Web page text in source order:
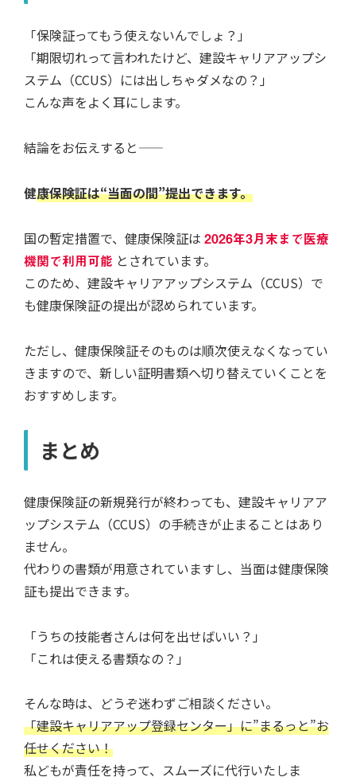
「保険証ってもう使えないんでしょ？」
「期限切れって言われたけど、建設キャリアアップシ
ステム（CCUS）には出しちゃダメなの？」
こんな声をよく耳にします。
結論をお伝えすると——
健康保険証は“当面の間”提出できます。
国の暫定措置で、健康保険証は 2026年3月末まで医療
機関で利用可能 とされています。
このため、建設キャリアアップシステム（CCUS）で
も健康保険証の提出が認められています。
ただし、健康保険証そのものは順次使えなくなってい
きますので、新しい証明書類へ切り替えていくことを
おすすめします。
まとめ
健康保険証の新規発行が終わっても、建設キャリアア
ップシステム（CCUS）の手続きが止まることはあり
ません。
代わりの書類が用意されていますし、当面は健康保険
証も提出できます。
「うちの技能者さんは何を出せばいい？」
「これは使える書類なの？」
そんな時は、どうぞ迷わずご相談ください。
「建設キャリアアップ登録センター」に”まるっと”お
任せください！
私どもが責任を持って、スムーズに代行いたしま